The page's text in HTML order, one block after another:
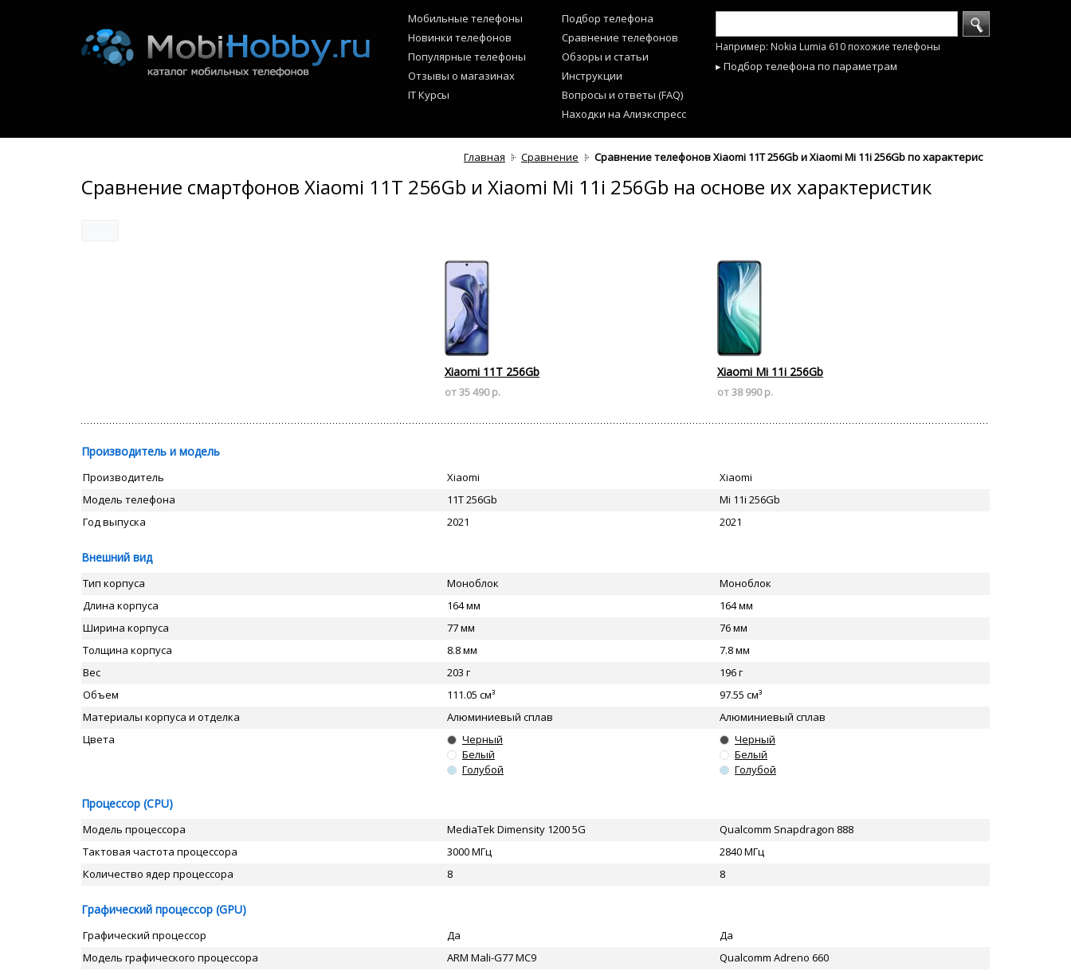
Мобильные телефоны
Новинки телефонов
Популярные телефоны
Отзывы о магазинах
IT Курсы
Подбор телефона
Сравнение телефонов
Обзоры и статьи
Инструкции
Вопросы и ответы (FAQ)
Находки на Алиэкспресс
Например: Nokia Lumia 610 похожие телефоны
▸ Подбор телефона по параметрам
Главная Сравнение Сравнение телефонов Xiaomi 11T 256Gb и Xiaomi Mi 11i 256Gb по характеристикам -
Сравнение смартфонов Xiaomi 11T 256Gb и Xiaomi Mi 11i 256Gb на основе их характеристик
Xiaomi 11T 256Gb
от 35 490 р.
Xiaomi Mi 11i 256Gb
от 38 990 р.
Производитель и модель
Производитель Xiaomi
Xiaomi
Модель телефона
11T 256Gb
Mi 11i 256Gb
Год выпуска
2021 2021
Внешний вид
Тип корпуса Моноблок
Моноблок
Длина корпуса
164 мм
164 мм
Ширина корпуса
77 мм
76 мм
Толщина корпуса
8.8 мм
7.8 мм
Вес
203 г
196 г
Объем
111.05 см³
97.55 см³
Материалы корпуса и отделка
Алюминиевый сплав
Алюминиевый сплав
Цвета
Черный
Белый
Голубой
Черный
Белый
Голубой
Процессор (CPU)
Модель процессора MediaTek Dimensity 1200 5G
Qualcomm Snapdragon 888
Тактовая частота процессора
3000 МГц
2840 МГц
Количество ядер процессора
8 8
Графический процессор (GPU)
Графический процессор Да
Да
Модель графического процессора
ARM Mali-G77 MC9 Qualcomm Adreno 660